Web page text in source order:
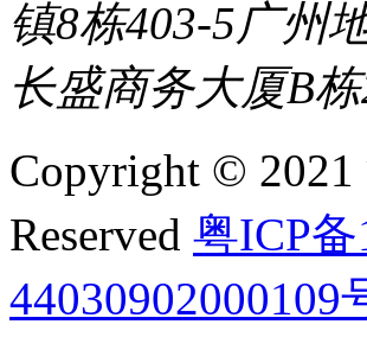
镇8栋403-5广州
长盛商务大厦B
Copyright ©
Reserved 粤ICP备
44030902000109